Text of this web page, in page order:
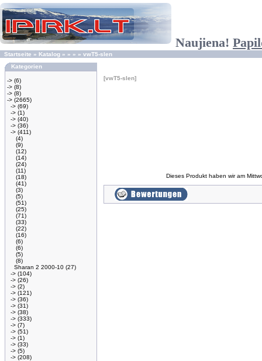
Naujiena!
Startseite » Katalog » » » » vwT5-slen
Kategorien
-> (6)
-> (8)
-> (8)
-> (2665)
-> (69)
-> (1)
-> (40)
-> (36)
-> (411)
(4)
(9)
(12)
(14)
(24)
(11)
(18)
(41)
(3)
(5)
(51)
(25)
(71)
(33)
(22)
(16)
(6)
(6)
(5)
(8)
Sharan 2 2000-10 (27)
-> (104)
-> (26)
-> (2)
-> (121)
-> (36)
-> (31)
-> (38)
-> (333)
-> (7)
-> (51)
-> (1)
-> (33)
-> (5)
-> (208)
[vwT5-slen]
Dieses Produkt haben wir am